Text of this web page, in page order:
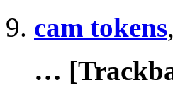
cam tokens,
…